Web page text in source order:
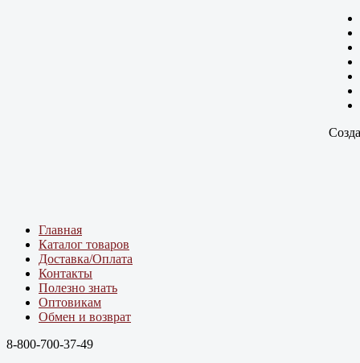
Главная
Каталог товаров
Доставка/Оплата
Контакты
Полезно знать
Оптовикам
Обмен и возврат
8-800-700-37-49